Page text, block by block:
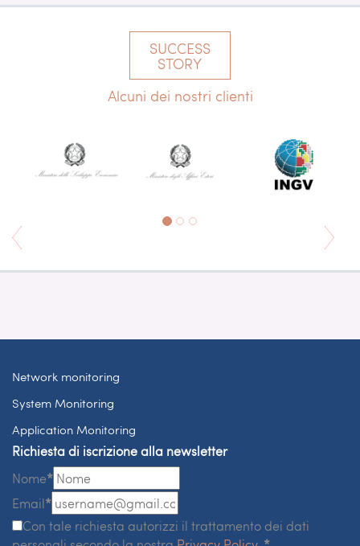
SUCCESS
STORY
Alcuni dei nostri clienti
Network monitoring
System Monitoring
Application Monitoring
Richiesta di iscrizione alla newsletter
Nome*
Email*
Con tale richiesta autorizzi il trattamento dei dati